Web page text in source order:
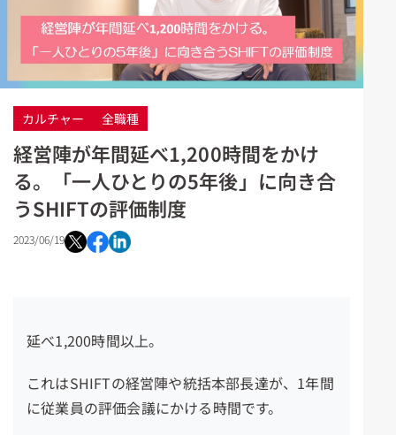
カルチャー 全職種
経営陣が年間延べ1,200時間をかけ
る。「一人ひとりの5年後」に向き合
うSHIFTの評価制度
2023/06/19
延べ1,200時間以上。
これはSHIFTの経営陣や統括本部長達が、1年間
に従業員の評価会議にかける時間です。